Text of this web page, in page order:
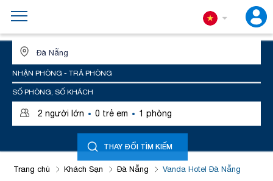
NHẬN PHÒNG - TRẢ PHÒNG
SỐ PHÒNG, SỐ KHÁCH
2 người lớn · 0 trẻ em · 1 phòng
THAY ĐỔI TÌM KIẾM
Trang chủ Khách Sạn Đà Nẵng Vanda Hotel Đà Nẵng